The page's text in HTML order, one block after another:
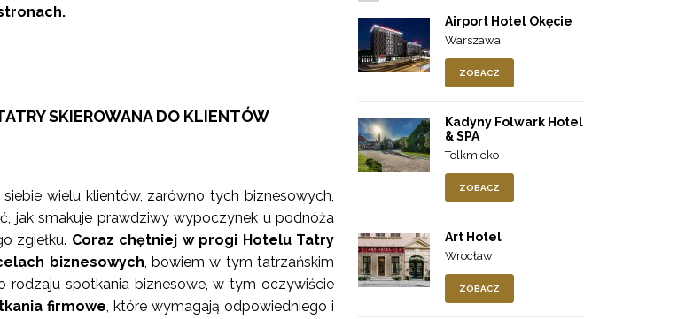
SKIEROWANA DO KLIENTÓW
wielu klientów, zarówno tych biznesowych,
jak smakuje prawdziwy wypoczynek u podnóża
zgiełku. Coraz chętniej w progi Hotelu Tatry
biznesowych, bowiem w tym tatrzańskim
rodzaju spotkania biznesowe, w tym oczywiście
firmowe, które wymagają odpowiedniego i
Airport Hotel Okęcie
Warszawa
ZOBACZ
Kadyny Folwark Hotel
& SPA
Tolkmicko
ZOBACZ
Art Hotel
Wrocław
ZOBACZ